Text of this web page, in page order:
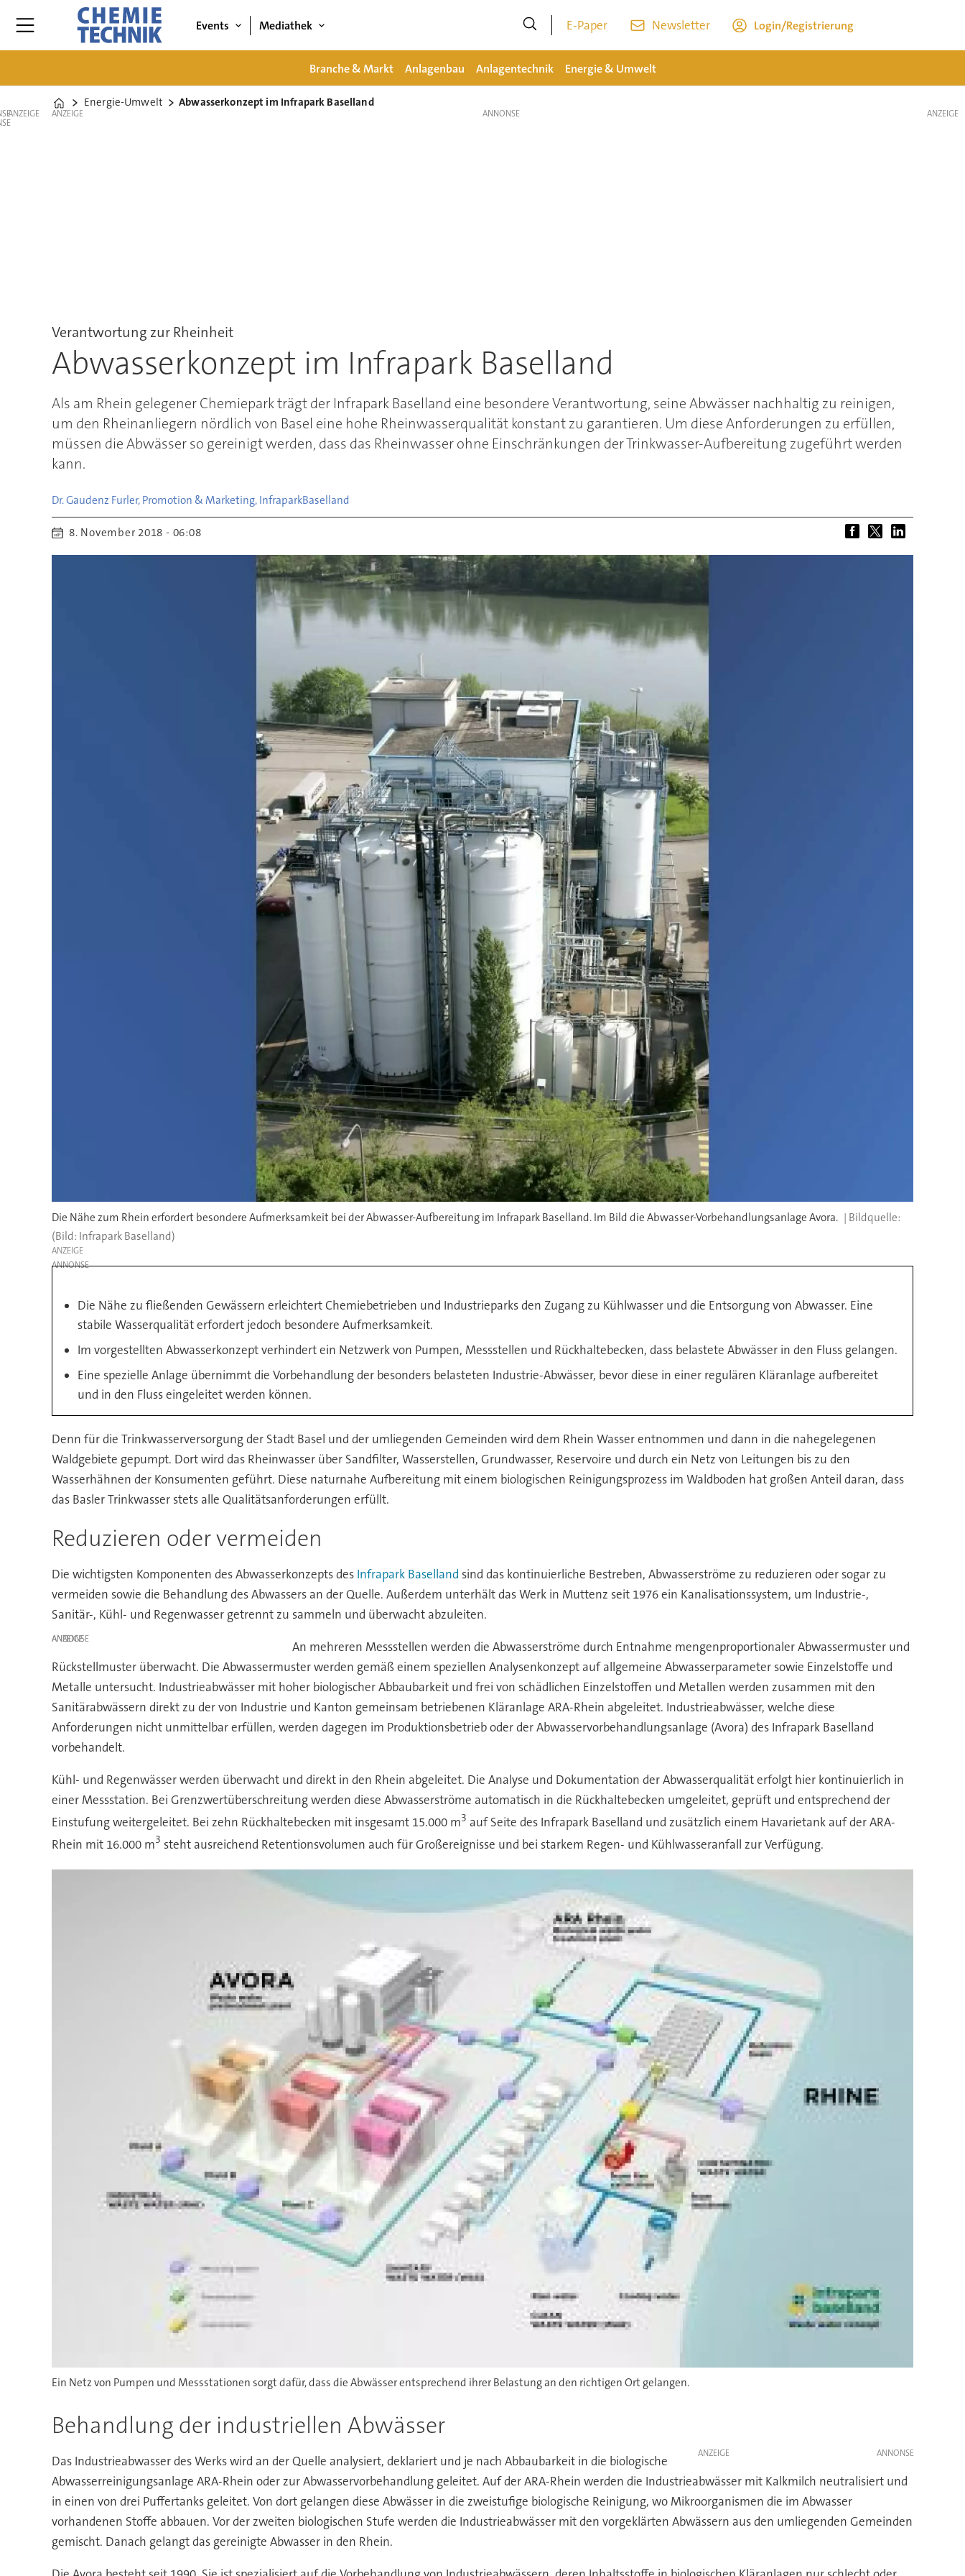
Events Mediathek E-Paper Newsletter Login/Registrierung
Branche & Markt Anlagenbau Anlagentechnik Energie & Umwelt
Home
Energie-Umwelt Abwasserkonzept im Infrapark Baselland
ANZEIGE ANZEIGE
Verantwortung zur Rheinheit
Abwasserkonzept im Infrapark Baselland
Als am Rhein gelegener Chemiepark trägt der Infrapark Baselland eine besondere Verantwortung, seine Abwässer nachhaltig zu reinigen,
um den Rheinanliegern nördlich von Basel eine hohe Rheinwasserqualität konstant zu garantieren. Um diese Anforderungen zu erfüllen,
müssen die Abwässer so gereinigt werden, dass das Rheinwasser ohne Einschränkungen der Trinkwasser-Aufbereitung zugeführt werden
kann.
Dr. Gaudenz Furler, Promotion & Marketing, InfraparkBaselland
8. November 2018 - 06:08
Die Nähe zum Rhein erfordert besondere Aufmerksamkeit bei der Abwasser-Aufbereitung im Infrapark Baselland. Im Bild die Abwasser-Vorbehandlungsanlage Avora.
(Bild: Infrapark Baselland)
ANZEIGE
Die Nähe zu fließenden Gewässern erleichtert Chemiebetrieben und Industrieparks den Zugang zu Kühlwasser und die Entsorgung von Abwasser. Eine
stabile Wasserqualität erfordert jedoch besondere Aufmerksamkeit.
Im vorgestellten Abwasserkonzept verhindert ein Netzwerk von Pumpen, Messstellen und Rückhaltebecken, dass belastete Abwässer in den Fluss gelangen.
Eine spezielle Anlage übernimmt die Vorbehandlung der besonders belasteten Industrie-Abwässer, bevor diese in einer regulären Kläranlage aufbereitet
und in den Fluss eingeleitet werden können.
Denn für die Trinkwasserversorgung der Stadt Basel und der umliegenden Gemeinden wird dem Rhein Wasser entnommen und dann in die nahegelegenen
Waldgebiete gepumpt. Dort wird das Rheinwasser über Sandfilter, Wasserstellen, Grundwasser, Reservoire und durch ein Netz von Leitungen bis zu den
Wasserhähnen der Konsumenten geführt. Diese naturnahe Aufbereitung mit einem biologischen Reinigungsprozess im Waldboden hat großen Anteil daran, dass
das Basler Trinkwasser stets alle Qualitätsanforderungen erfüllt.
Reduzieren oder vermeiden
Die wichtigsten Komponenten des Abwasserkonzepts des Infrapark Baselland sind das kontinuierliche Bestreben, Abwasserströme zu reduzieren oder sogar zu
vermeiden sowie die Behandlung des Abwassers an der Quelle. Außerdem unterhält das Werk in Muttenz seit 1976 ein Kanalisationssystem, um Industrie-,
Sanitär-, Kühl- und Regenwasser getrennt zu sammeln und überwacht abzuleiten.
ANZEIGE
An mehreren Messstellen werden die Abwasserströme durch Entnahme mengenproportionaler Abwassermuster und
Rückstellmuster überwacht. Die Abwassermuster werden gemäß einem speziellen Analysenkonzept auf allgemeine Abwasserparameter sowie Einzelstoffe und
Metalle untersucht. Industrieabwässer mit hoher biologischer Abbaubarkeit und frei von schädlichen Einzelstoffen und Metallen werden zusammen mit den
Sanitärabwässern direkt zu der von Industrie und Kanton gemeinsam betriebenen Kläranlage ARA-Rhein abgeleitet. Industrieabwässer, welche diese
Anforderungen nicht unmittelbar erfüllen, werden dagegen im Produktionsbetrieb oder der Abwasservorbehandlungsanlage (Avora) des Infrapark Baselland
vorbehandelt.
Kühl- und Regenwässer werden überwacht und direkt in den Rhein abgeleitet. Die Analyse und Dokumentation der Abwasserqualität erfolgt hier kontinuierlich in
einer Messstation. Bei Grenzwertüberschreitung werden diese Abwasserströme automatisch in die Rückhaltebecken umgeleitet, geprüft und entsprechend der
Einstufung weitergeleitet. Bei zehn Rückhaltebecken mit insgesamt 15.000 m3 auf Seite des Infrapark Baselland und zusätzlich einem Havarietank auf der ARA-
Rhein mit 16.000 m3 steht ausreichend Retentionsvolumen auch für Großereignisse und bei starkem Regen- und Kühlwasseranfall zur Verfügung.
Ein Netz von Pumpen und Messstationen sorgt dafür, dass die Abwässer entsprechend ihrer Belastung an den richtigen Ort gelangen.
Behandlung der industriellen Abwässer
ANZEIGE
Das Industrieabwasser des Werks wird an der Quelle analysiert, deklariert und je nach Abbaubarkeit in die biologische
Abwasserreinigungsanlage ARA-Rhein oder zur Abwasservorbehandlung geleitet. Auf der ARA-Rhein werden die Industrieabwässer mit Kalkmilch neutralisiert und
in einen von drei Puffertanks geleitet. Von dort gelangen diese Abwässer in die zweistufige biologische Reinigung, wo Mikroorganismen die im Abwasser
vorhandenen Stoffe abbauen. Vor der zweiten biologischen Stufe werden die Industrieabwässer mit den vorgeklärten Abwässern aus den umliegenden Gemeinden
gemischt. Danach gelangt das gereinigte Abwasser in den Rhein.
ANZEIGE